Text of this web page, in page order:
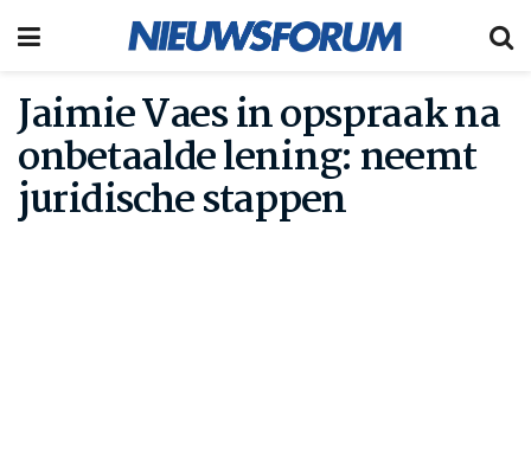
Jaimie Vaes in opspraak na
onbetaalde lening: neemt
juridische stappen